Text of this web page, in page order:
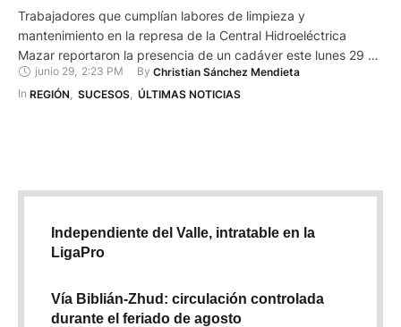
Trabajadores que cumplían labores de limpieza y
mantenimiento en la represa de la Central Hidroeléctrica
Mazar reportaron la presencia de un cadáver este lunes 29 de
junio. Agentes de la Policía Nacional de Guachapala, en
Azuay, fueron movilizados al sitio tras recibir una alerta del
junio 29, 2:23 PM By Christian Sánchez Mendieta
In REGIÓN SUCESOS, ÚLTIMAS NOTICIAS
Independiente del Valle, intratable en la
LigaPro
Vía Biblián-Zhud: circulación controlada
durante el feriado de agosto